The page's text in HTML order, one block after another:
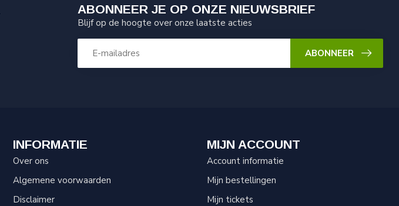
ABONNEER JE OP ONZE NIEUWSBRIEF
Blijf op de hoogte over onze laatste acties
ABONNEER
INFORMATIE
Over ons
Algemene voorwaarden
Disclaimer
MIJN ACCOUNT
Account informatie
Mijn bestellingen
Mijn tickets